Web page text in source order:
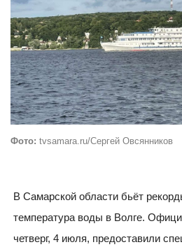
Фото: tvsamara.ru/Сергей Овсянников
В Самарской области бьёт
температура воды в Волге.
четверг, 4 июля, предоставили